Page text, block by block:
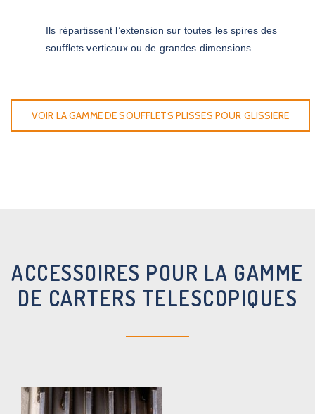
Ils répartissent l’extension sur toutes les spires des
soufflets verticaux ou de grandes dimensions.
VOIR LA GAMME DE SOUFFLETS PLISSES POUR GLISSIERE
ACCESSOIRES POUR LA GAMME
DE CARTERS TELESCOPIQUES